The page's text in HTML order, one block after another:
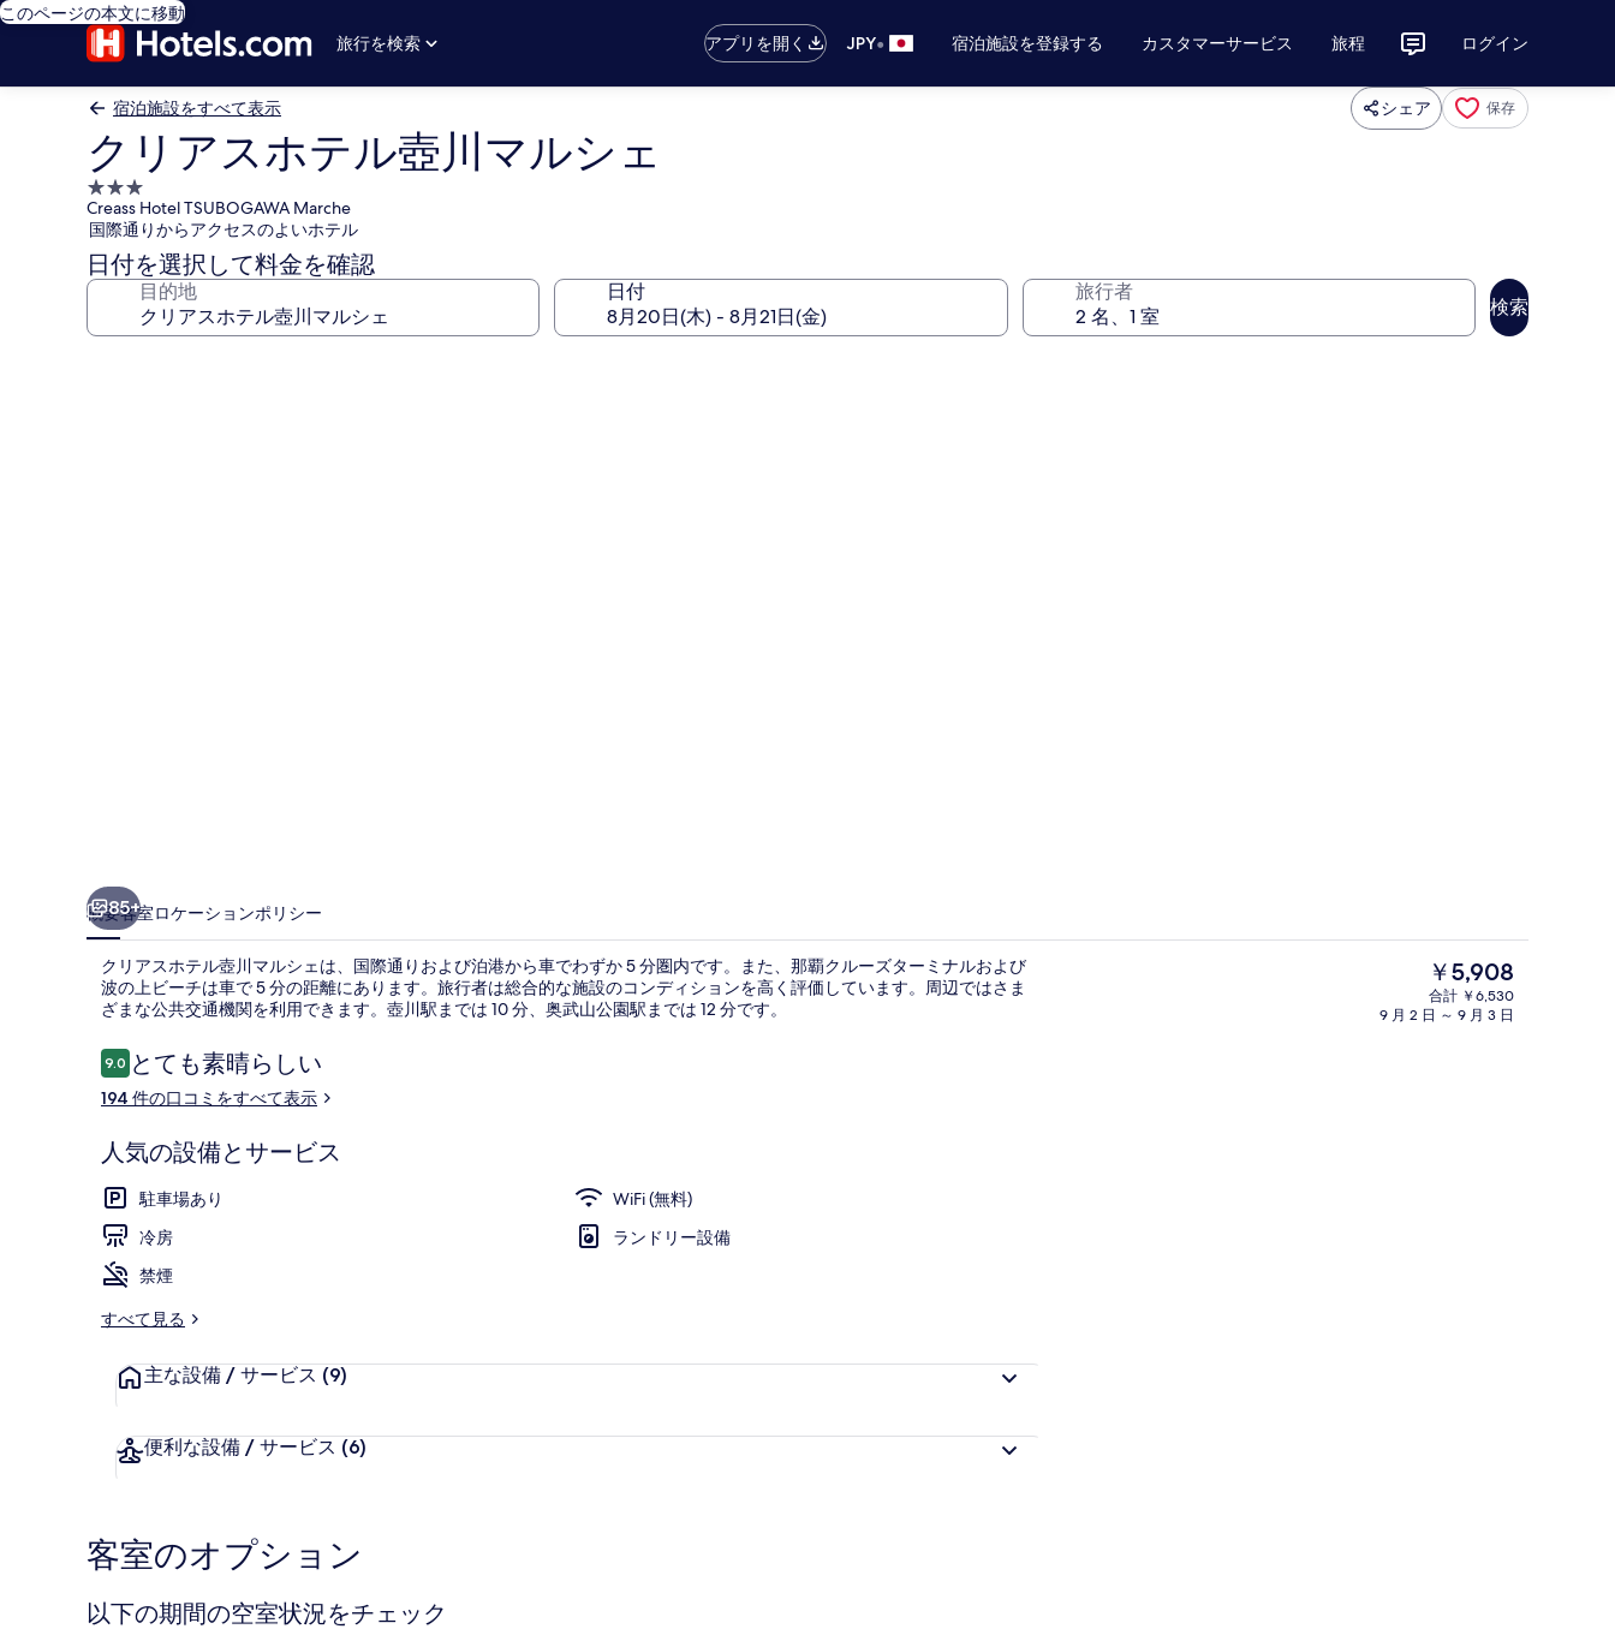
このページの本文に移動
旅行を検索
アプリを開く JPY• 宿泊施設を登録する カスタマーサービス 旅程 ログイン
宿泊施設をすべて表示 シェア 保存
クリアスホテル壺川マルシェ
3.0
つ
星
宿
泊
Creass Hotel TSUBOGAWA Marche
国際通りからアクセスのよいホテル
日付を選択して料金を確認
目的地 日付 旅行者
検索
写
真
ギ
ャ
ラ
リ
ー
(ホテルタイプ) ダブルルーム | 遮光
85+
概要客室ロケーションポリシー
クリアスホテル壺川マルシェは、国際通りおよび泊港から車でわずか 5 分圏内です。また、那覇クルーズターミナルおよび
波の上ビーチは車で 5 分の距離にあります。旅行者は総合的な施設のコンディションを高く評価しています。周辺ではさま
ざまな公共交通機関を利用できます。壺川駅までは 10 分、奥武山公園駅までは 12 分です。
口
コ
ミ
9.010段階中9.0
とても素晴らしい
194 件の口コミをすべて表示
人気の設備とサービス
駐車場あり
WiFi (無料)
冷房
ランドリー設備
禁煙
すべて見る
主な設備 / サービス (9)
便利な設備 / サービス (6)
現
在
の
￥5,908
合計 ￥6,530
9 月 2 日 ～ 9 月 3 日
客室のオプション
以下の期間の空室状況をチェック